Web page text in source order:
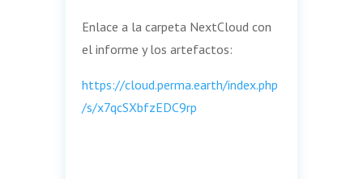
Enlace a la carpeta NextCloud con
el informe y los artefactos:
https://cloud.perma.earth/index.php
/s/x7qcSXbfzEDC9rp